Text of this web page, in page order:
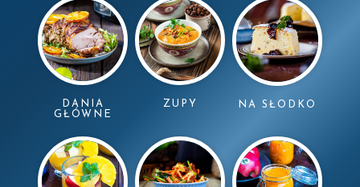
DANIA
GŁÓWNE
ZUPY NA SŁODKO